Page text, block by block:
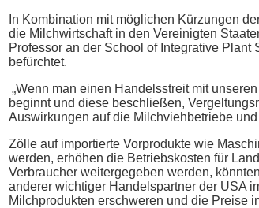
In Kombination mit möglichen Kürzungen
die Milchwirtschaft in den Vereinigten
Professor an der School of Integrative
befürchtet.
„Wenn man einen Handelsstreit mit
beginnt und diese beschließen,
Auswirkungen auf die Milchviehbetriebe
Zölle auf importierte Vorprodukte wie
werden, erhöhen die Betriebskosten für
Verbraucher weitergegeben werden,
anderer wichtiger Handelspartner der USA
Milchprodukten erschweren und die Preise